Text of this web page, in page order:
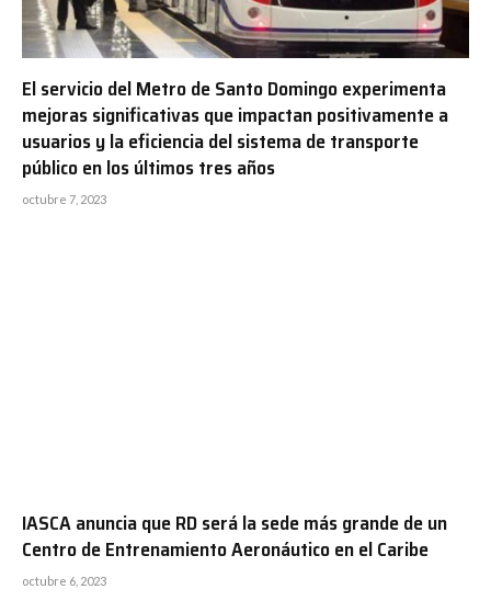
El servicio del Metro de Santo Domingo experimenta
mejoras significativas que impactan positivamente a
usuarios y la eficiencia del sistema de transporte
público en los últimos tres años
octubre 7, 2023
IASCA anuncia que RD será la sede más grande de un
Centro de Entrenamiento Aeronáutico en el Caribe
octubre 6, 2023